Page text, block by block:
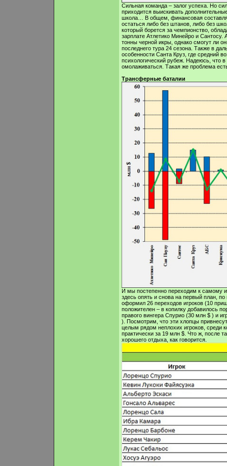
Сильная команда – залог успеха. Но
приходится выискивать
школа… В общем, финансовая
остаться либо без штанов, либо без
который борется за чемпионство,
зарплате Атлетико Минейро и
тонны черной икры, однако смогут ли
последнего тура 24 сезона. Также в
особенности Санта Круз, где средний
психологический рубеж. Надеюсь, что
омолаживаться. Такая же проблема
Трансферные баталии
И мы постепенно переходим к самому
здесь опять и снова на первый план,
оформил 26 переходов игроков (10
положителен – в копилку добавилось
правого вингера Спурио (30 млн $ ) и
). Посмотрим, что эти хлопцы
целым рядом неплохих игроков, среди
практически за 19 млн $. Что ж, после
хорошего отдыха, как говорится.